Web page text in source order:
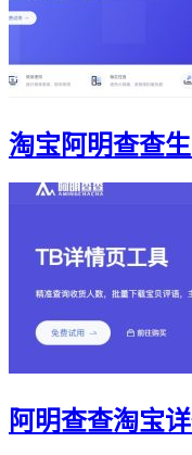
淘宝阿明查查
阿明查查淘宝